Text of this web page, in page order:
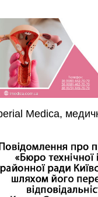
Medica,